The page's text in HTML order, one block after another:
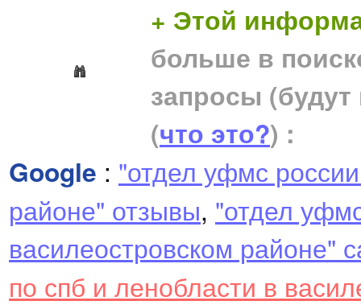
+ Этой
больше в
запросы
(что это?) :
Google : "отдел уфмс
районе" отзывы, "отдел
василеостровском районе"
по спб и ленобласти в